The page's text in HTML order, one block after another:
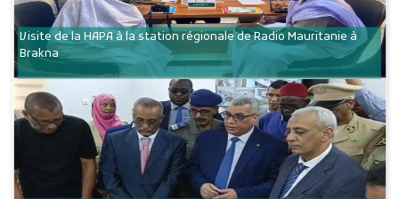
Visite de la HAPA à la station régionale de Radio Mauritanie à
Brakna